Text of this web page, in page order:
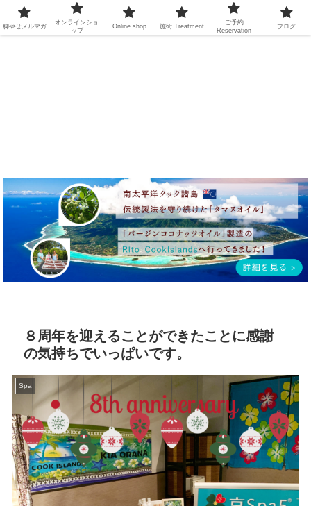
８周年を迎えることができたことに感謝
の気持ちでいっぱいです。
Spa
脚やせメルマガ
オンラインショ
ップ
Online shop 施術Treatment
ご予約
Reservation
ブログ